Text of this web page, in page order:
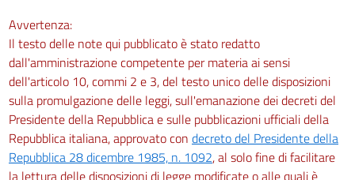
Avvertenza:
Il testo delle note qui pubblicato è stato redatto
dall'amministrazione competente per materia ai sensi
dell'articolo 10, commi 2 e 3, del testo unico delle disposizioni
sulla promulgazione delle leggi, sull'emanazione dei decreti del
Presidente della Repubblica e sulle pubblicazioni ufficiali della
Repubblica italiana, approvato con decreto del Presidente della
Repubblica 28 dicembre 1985, n. 1092, al solo fine di facilitare
la lettura delle disposizioni di legge modificate o alle quali è